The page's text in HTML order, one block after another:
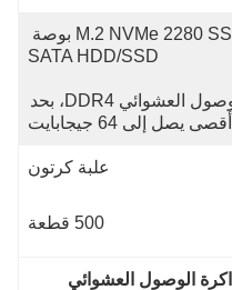
1*M.2 NVMe 2280 SSD، 1*2.5 بوصة
SATA HDD/SSD
2 * ذاكرة الوصول العشوائي DDR4، بحد
أقصى يصل إلى 64 جيجابايت
علبة كرتون
500 قطعة
16GB ذاكرة الوصول العشوائي